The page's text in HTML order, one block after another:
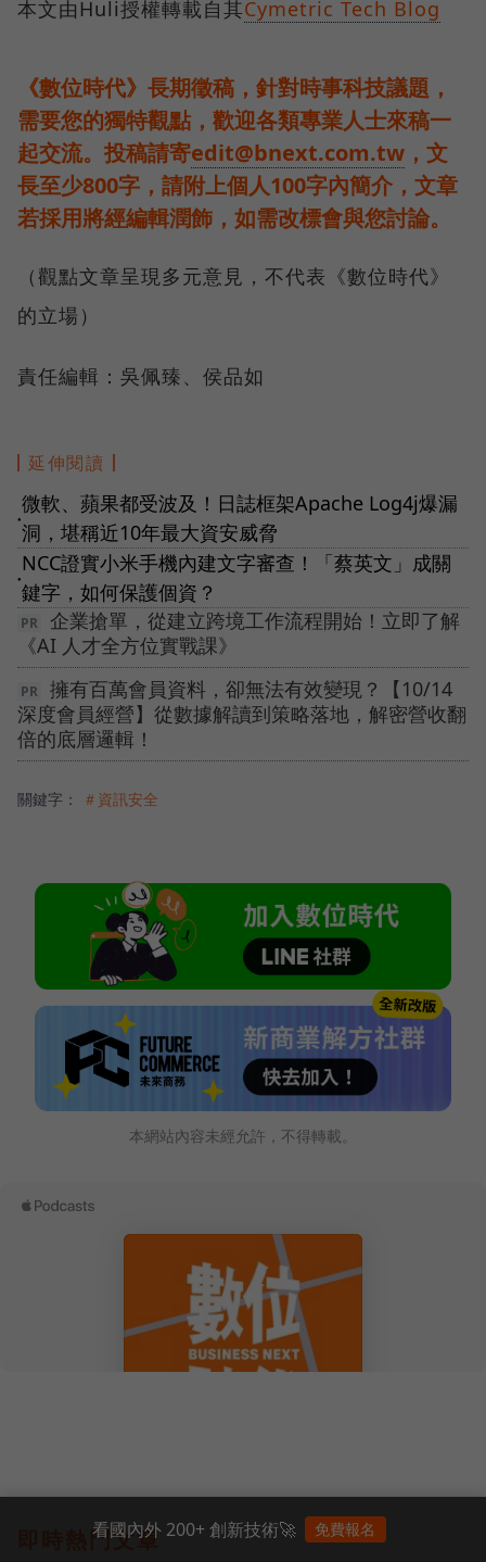
本文由Huli授權轉載自其Cymetric Tech Blog
《數位時代》長期徵稿，針對時事科技議題，
需要您的獨特觀點，歡迎各類專業人士來稿一
起交流。投稿請寄edit@bnext.com.tw ，文
長至少800字，請附上個人100字內簡介，文章
若採用將經編輯潤飾，如需改標會與您討論。
（觀點文章呈現多元意見，不代表《數位時代》
的立場）
責任編輯：吳佩臻、侯品如
延伸閱讀
●
微軟、蘋果都受波及！日誌框架Apache Log4j爆漏
洞，堪稱近10年最大資安威脅
●
NCC證實小米手機內建文字審查！「蔡英文」成關
鍵字，如何保護個資？
企業搶單，從建立跨境工作流程開始！立即了解
《AI 人才全方位實戰課》
擁有百萬會員資料，卻無法有效變現？【10/14
深度會員經營】從數據解讀到策略落地，解密營收翻
倍的底層邏輯！
關鍵字： ＃資訊安全
本網站內容未經允許，不得轉載。
即時熱門文章
看國內外 200+ 創新技術🚀 免費報名